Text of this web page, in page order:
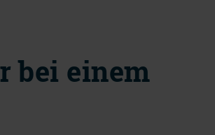
bei einem